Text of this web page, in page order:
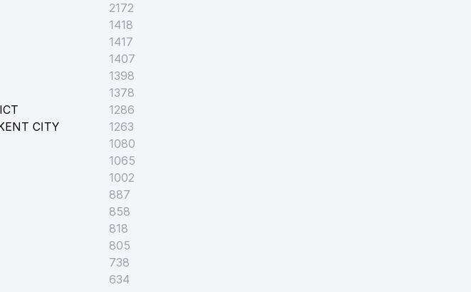
2172
1418
1417
1407
1398
1378
1286
CITY
1263
1080
1065
1002
887
858
818
805
738
634